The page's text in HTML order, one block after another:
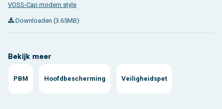
VOSS-Cap modern style
Downloaden (3.65MB)
Bekijk meer
PBM Hoofdbescherming Veiligheidspet